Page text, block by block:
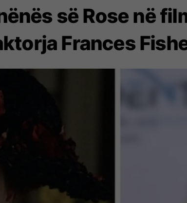
së Rose në
Frances